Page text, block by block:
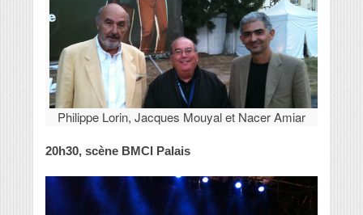
Philippe Lorin, Jacques Mouyal et Nacer Amiar
20h30, scène BMCI Palais